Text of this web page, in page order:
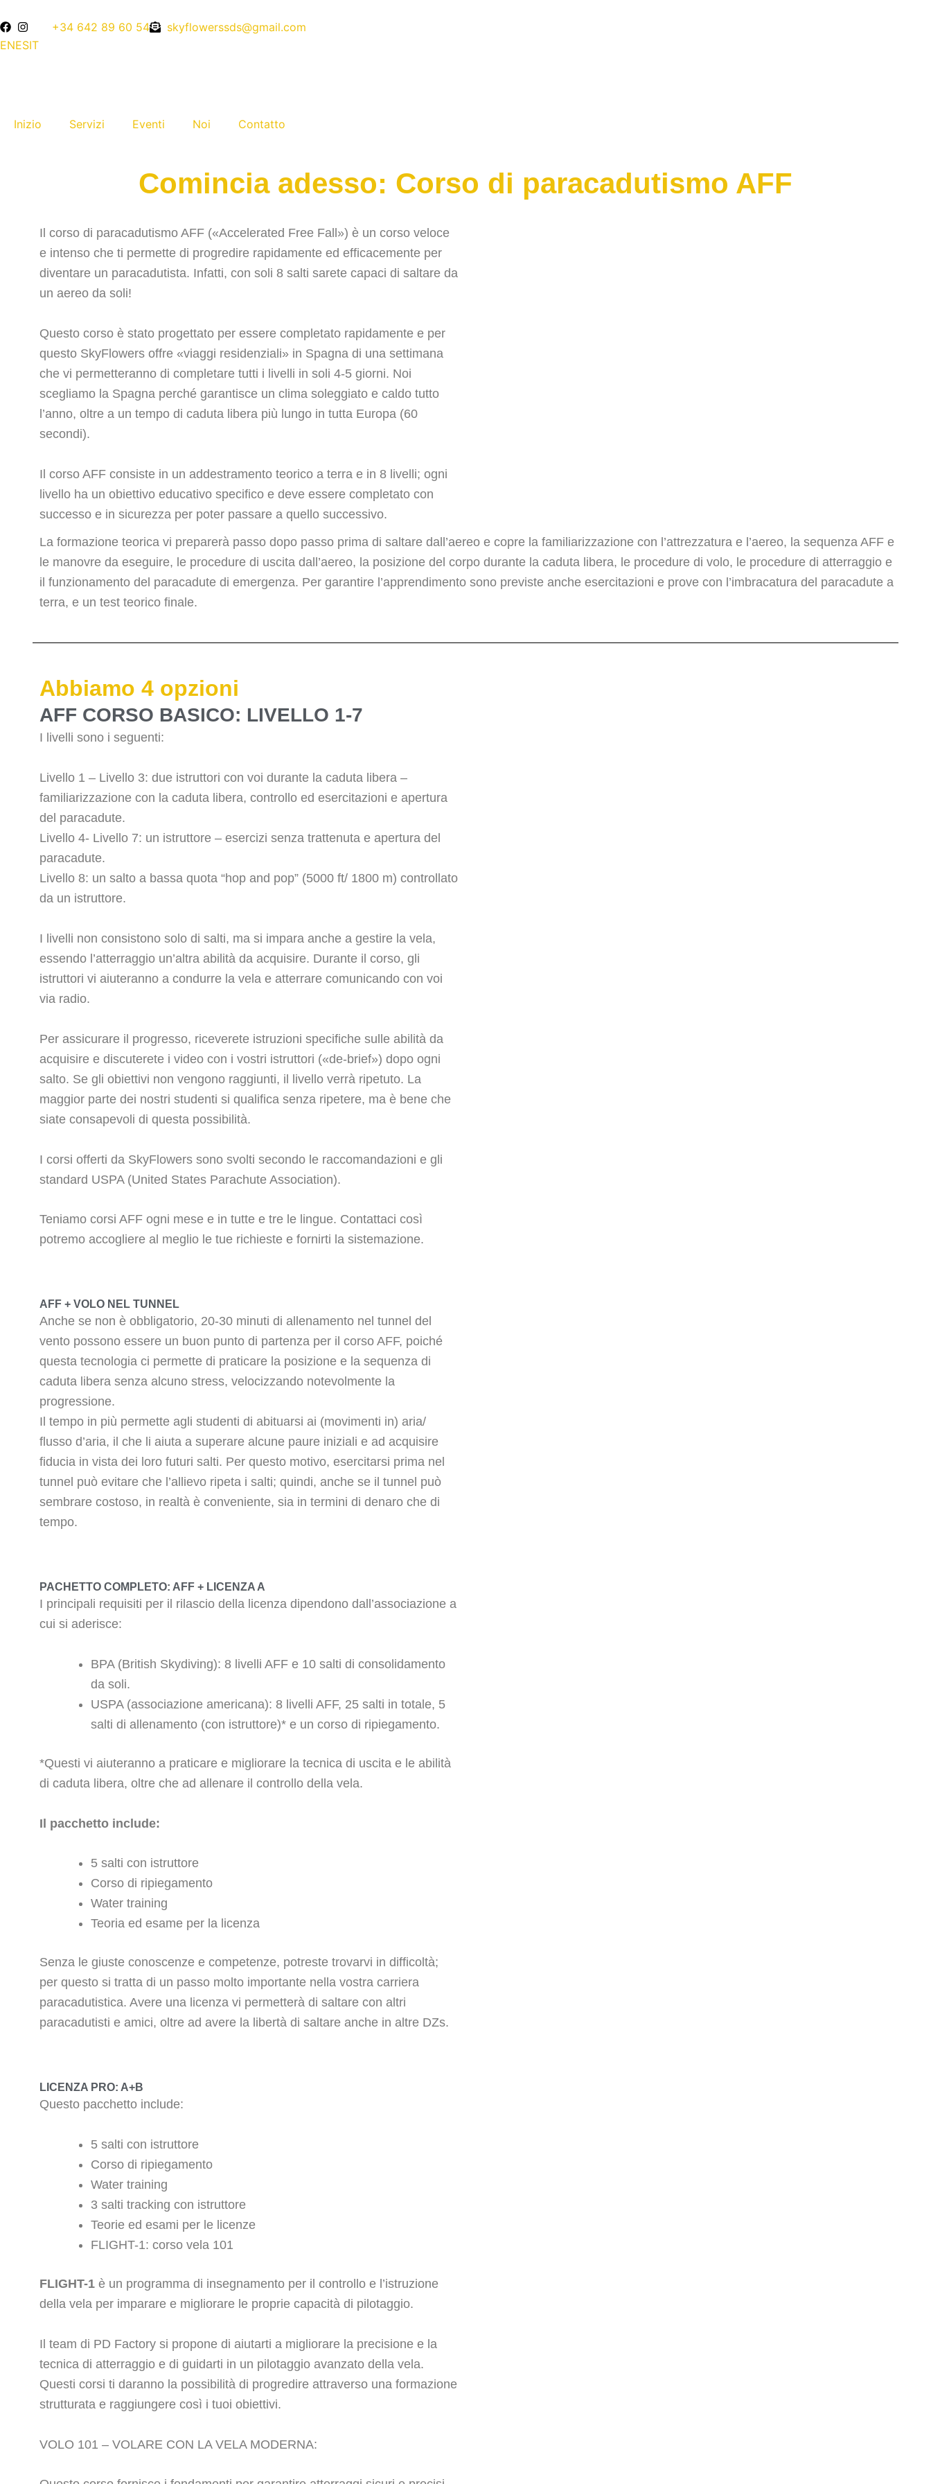
al
contenido
+34 642 89 60 54
skyflowerssds@gmail.com
ENESIT
Inizio Servizi Eventi Noi Contatto
Comincia adesso: Corso di paracadutismo AFF
Il corso di paracadutismo AFF («Accelerated Free Fall») è un corso veloce
e intenso che ti permette di progredire rapidamente ed efficacemente per
diventare un paracadutista. Infatti, con soli 8 salti sarete capaci di saltare da
un aereo da soli!
Questo corso è stato progettato per essere completato rapidamente e per
questo SkyFlowers offre «viaggi residenziali» in Spagna di una settimana
che vi permetteranno di completare tutti i livelli in soli 4-5 giorni. Noi
scegliamo la Spagna perché garantisce un clima soleggiato e caldo tutto
l’anno, oltre a un tempo di caduta libera più lungo in tutta Europa (60
secondi).
Il corso AFF consiste in un addestramento teorico a terra e in 8 livelli; ogni
livello ha un obiettivo educativo specifico e deve essere completato con
successo e in sicurezza per poter passare a quello successivo.
La formazione teorica vi preparerà passo dopo passo prima di saltare dall’aereo e copre la familiarizzazione con l’attrezzatura e l’aereo, la sequenza AFF e
le manovre da eseguire, le procedure di uscita dall’aereo, la posizione del corpo durante la caduta libera, le procedure di volo, le procedure di atterraggio e
il funzionamento del paracadute di emergenza. Per garantire l’apprendimento sono previste anche esercitazioni e prove con l’imbracatura del paracadute a
terra, e un test teorico finale.
Abbiamo 4 opzioni
AFF CORSO BASICO: LIVELLO 1-7
I livelli sono i seguenti:
Livello 1 – Livello 3: due istruttori con voi durante la caduta libera –
familiarizzazione con la caduta libera, controllo ed esercitazioni e apertura
del paracadute.
Livello 4- Livello 7: un istruttore – esercizi senza trattenuta e apertura del
paracadute.
Livello 8: un salto a bassa quota “hop and pop” (5000 ft/ 1800 m) controllato
da un istruttore.
I livelli non consistono solo di salti, ma si impara anche a gestire la vela,
essendo l’atterraggio un’altra abilità da acquisire. Durante il corso, gli
istruttori vi aiuteranno a condurre la vela e atterrare comunicando con voi
via radio.
Per assicurare il progresso, riceverete istruzioni specifiche sulle abilità da
acquisire e discuterete i video con i vostri istruttori («de-brief») dopo ogni
salto. Se gli obiettivi non vengono raggiunti, il livello verrà ripetuto. La
maggior parte dei nostri studenti si qualifica senza ripetere, ma è bene che
siate consapevoli di questa possibilità.
I corsi offerti da SkyFlowers sono svolti secondo le raccomandazioni e gli
standard USPA (United States Parachute Association).
Teniamo corsi AFF ogni mese e in tutte e tre le lingue. Contattaci così
potremo accogliere al meglio le tue richieste e fornirti la sistemazione.
AFF + VOLO NEL TUNNEL
Anche se non è obbligatorio, 20-30 minuti di allenamento nel tunnel del
vento possono essere un buon punto di partenza per il corso AFF, poiché
questa tecnologia ci permette di praticare la posizione e la sequenza di
caduta libera senza alcuno stress, velocizzando notevolmente la
progressione.
Il tempo in più permette agli studenti di abituarsi ai (movimenti in) aria/
flusso d’aria, il che li aiuta a superare alcune paure iniziali e ad acquisire
fiducia in vista dei loro futuri salti. Per questo motivo, esercitarsi prima nel
tunnel può evitare che l’allievo ripeta i salti; quindi, anche se il tunnel può
sembrare costoso, in realtà è conveniente, sia in termini di denaro che di
tempo.
PACHETTO COMPLETO: AFF + LICENZA A
I principali requisiti per il rilascio della licenza dipendono dall’associazione a
cui si aderisce:
BPA (British Skydiving): 8 livelli AFF e 10 salti di consolidamento
da soli.
USPA (associazione americana): 8 livelli AFF, 25 salti in totale, 5
salti di allenamento (con istruttore)* e un corso di ripiegamento.
*Questi vi aiuteranno a praticare e migliorare la tecnica di uscita e le abilità
di caduta libera, oltre che ad allenare il controllo della vela.
Il pacchetto include:
5 salti con istruttore
Corso di ripiegamento
Water training
Teoria ed esame per la licenza
Senza le giuste conoscenze e competenze, potreste trovarvi in difficoltà;
per questo si tratta di un passo molto importante nella vostra carriera
paracadutistica. Avere una licenza vi permetterà di saltare con altri
paracadutisti e amici, oltre ad avere la libertà di saltare anche in altre DZs.
LICENZA PRO: A+B
Questo pacchetto include:
5 salti con istruttore
Corso di ripiegamento
Water training
3 salti tracking con istruttore
Teorie ed esami per le licenze
FLIGHT-1: corso vela 101
FLIGHT-1 è un programma di insegnamento per il controllo e l’istruzione
della vela per imparare e migliorare le proprie capacità di pilotaggio.
Il team di PD Factory si propone di aiutarti a migliorare la precisione e la
tecnica di atterraggio e di guidarti in un pilotaggio avanzato della vela.
Questi corsi ti daranno la possibilità di progredire attraverso una formazione
strutturata e raggiungere così i tuoi obiettivi.
VOLO 101 – VOLARE CON LA VELA MODERNA: